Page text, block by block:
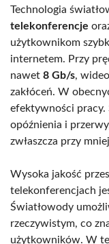
Technologia
telekonferencje
użytkownikom
internetem. Przy
nawet 8 Gb/s,
zakłóceń. W
efektywności pracy.
opóźnienia i
zwłaszcza przy
Wysoka jakość
telekonferencjach
Światłowody
rzeczywistym, co
użytkowników. W